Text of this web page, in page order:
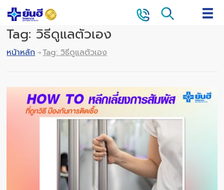
Tag: วิธีดูแลตัวเอง
หน้าหลัก Tag: วิธีดูแลตัวเอง